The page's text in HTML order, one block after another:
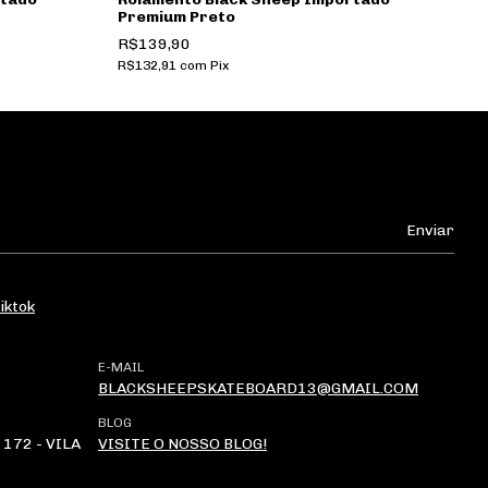
Premium Preto
R$139,90
R$132,91com Pix
E-MAIL
BLACKSHEEPSKATEBOARD13@GMAIL.COM
172 - VILA
BLOG
VISITE O NOSSO BLOG!